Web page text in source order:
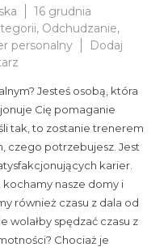
16 grudnia
, Odchudzanie,
personalny
Dodaj
do
kurs
trenera
personalnego
Jesteś osobą, która
Cię pomaganie
tak, to zostanie trenerem
czego potrzebujesz. Jest
karier.
kochamy nasze domy i
również czasu z dala od
wolałby spędzać czasu z
Chociaż je